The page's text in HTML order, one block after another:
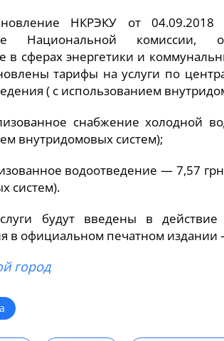
НКРЭКУ от
Национальной комиссии,
в сферах энергетики и
тарифы на услуги по
( с использованием
снабжение холодной
внутридомовых систем);
водоотведение — 7,57
систем).
будут введены в
в официальном печатном издании
город